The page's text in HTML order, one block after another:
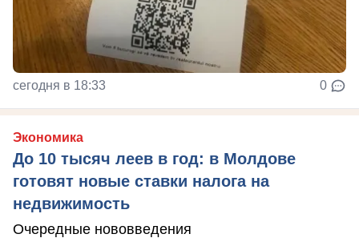
сегодня в 18:33 0
Экономика
До 10 тысяч леев в год: в Молдове
готовят новые ставки налога на
недвижимость
Очередные нововведения